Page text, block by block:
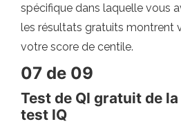
spécifique dans laquelle vous
les résultats gratuits montrent
votre score de centile.
07 de 09
Test de QI gratuit de
test IQ